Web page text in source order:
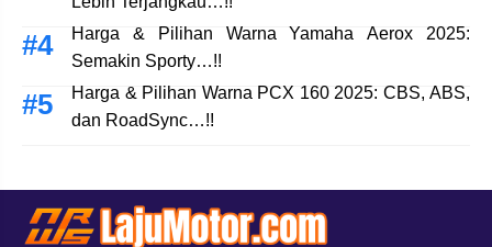
Harga & Pilihan Warna Yamaha Aerox 2025:
Semakin Sporty…!!
Harga & Pilihan Warna PCX 160 2025: CBS, ABS,
dan RoadSync…!!